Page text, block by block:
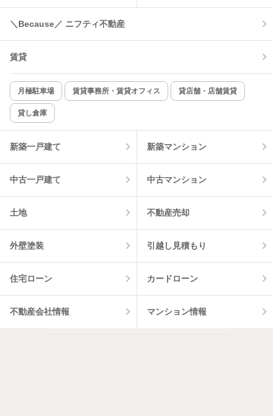
コンロ2口以上
新着のみ インターネット無料
該当件数:
1件
＼Because／ ニフティ不動産
賃貸
月極駐車場 賃貸事務所・賃貸オフィス 貸店舗・店舗賃貸
貸し倉庫
新築一戸建て 新築マンション
中古一戸建て 中古マンション
土地 不動産売却
外壁塗装 引越し見積もり
住宅ローン カードローン
不動産会社情報 マンション情報